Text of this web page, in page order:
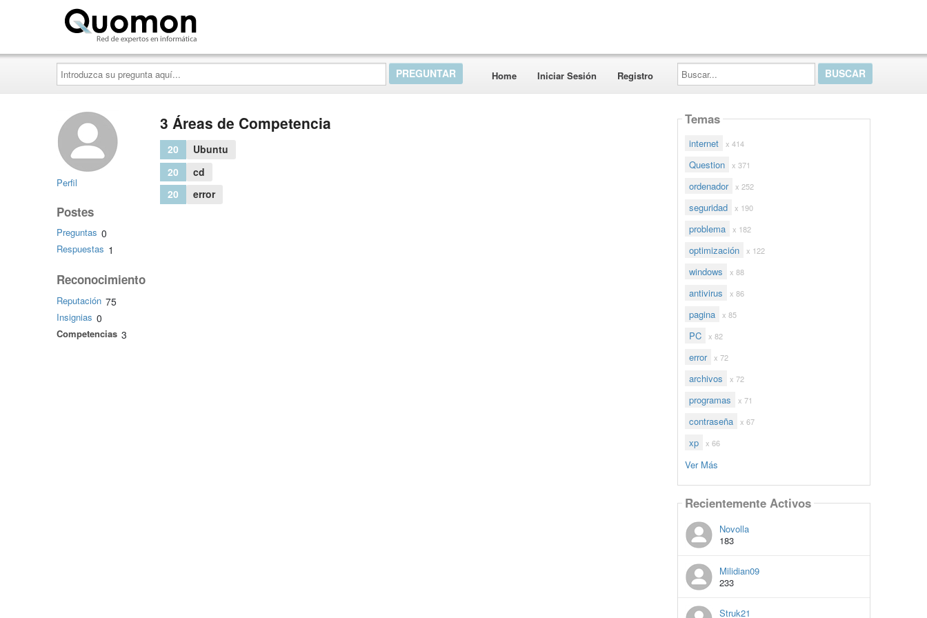
Introduzca
su
pregunta
aquí...
Home Iniciar Sesión Registro
Buscar...
Perfil
Postes
Preguntas 0
Respuestas 1
Reconocimiento
Reputación 75
Insignias 0
Competencias 3
3 Áreas de Competencia
20
Ubuntu
20
cd
20
error
Temas
internet x 414
Question x 371
ordenador x 252
seguridad x 190
problema x 182
optimización x 122
windows x 88
antivirus x 86
pagina x 85
PC x 82
error x 72
archivos x 72
programas x 71
contraseña x 67
xp x 66
Ver Más
Recientemente Activos
Novolla
183
Milidian09
233
Struk21